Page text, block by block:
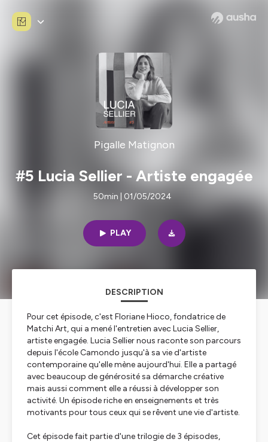
Pigalle Matignon
#5 Lucia Sellier - Artiste engagée
50min | 01/05/2024
PLAY
DESCRIPTION
Pour cet épisode, c'est Floriane Hioco, fondatrice de
Matchi Art, qui a mené l'entretien avec Lucia Sellier,
artiste engagée. Lucia Sellier nous raconte son parcours
depuis l'école Camondo jusqu'à sa vie d'artiste
contemporaine qu'elle mène aujourd'hui. Elle a partagé
avec beaucoup de générosité sa démarche créative
mais aussi comment elle a réussi à développer son
activité. Un épisode riche en enseignements et très
motivants pour tous ceux qui se rêvent une vie d'artiste.
Cet épisode fait partie d'une trilogie de 3 épisodes,